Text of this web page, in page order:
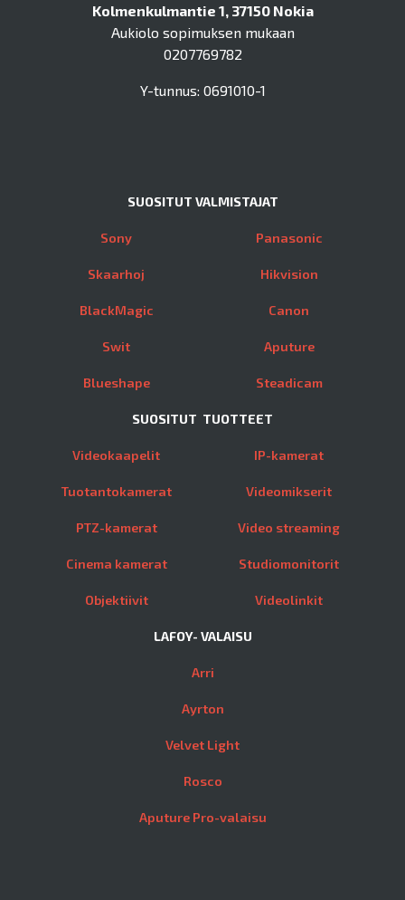
Kolmenkulmantie 1, 37150 Nokia
Aukiolo sopimuksen mukaan
0207769782
Y-tunnus: 0691010-1
SUOSITUT VALMISTAJAT
Sony
Skaarhoj
BlackMagic
Swit
Blueshape
Panasonic
Hikvision
Canon
Aputure
Steadicam
SUOSITUT TUOTTEET
Videokaapelit
Tuotantokamerat
PTZ-kamerat
Cinema kamerat
Objektiivit
IP-kamerat
Videomikserit
Video streaming
Studiomonitorit
Videolinkit
LAFOY- VALAISU
Arri
Ayrton
Velvet Light
Rosco
Aputure Pro-valaisu